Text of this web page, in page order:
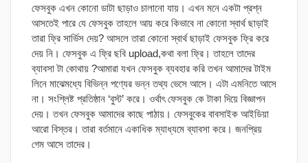
ফেসবুক এখন কোনো ডাটা ছাড়াও চালানো যায়। এখন মনে একটা প্রশ্ন
আসতেই পারে যে ফেসবুক তাহলে আয় করে কিভাবে না কোনো স্বার্থ ছাড়াই
তারা ফ্রি সার্ভিস দেয়? আসলে তারা কোনো স্বার্থ ছাড়াই ফেসবুক ফ্রি করে
দেয় নি। ফেসবুক এ ফ্রি ছবি upload,কথা বলা ফ্রি। তাহলে তাদের
ব্যাবসা টা কোথায় ?আমারা যখন ফেসবুক ব্যবহার করি তখন আমাদের টাইম
লিনে মাঝেমধ্যে বিভিন্ন পণ্যের ভন্ন তথ্য ভেসে আসে। এটা এমনিতে আসে
না। সংশ্লিষ্ট প্রতিষ্ঠান ‘বুস্ট’ করে। ওর্থাৎ ফেসবুক কে টাকা দিয়ে বিজ্ঞাপন
দেয়। তখন ফেসবুক আমাদের কাছে পাঠায়। ফেসবুকের বাবসাইক আইডিয়া
আরো বিস্তর। তারা বর্তমানে একাধিক ম্যাধ্যমে ব্যাবসা করে। জনপ্রিয়
গেম আসে তাদের।